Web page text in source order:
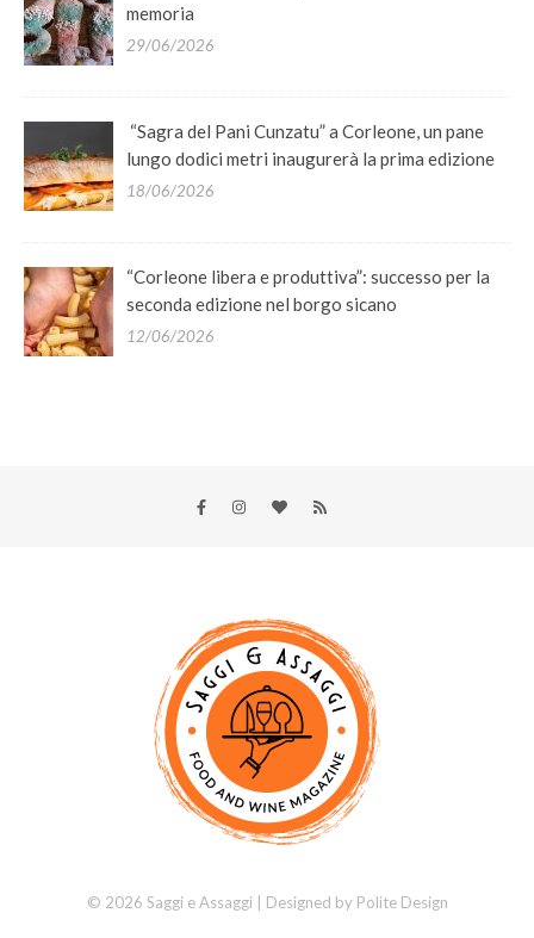
memoria
29/06/2026
“Sagra del Pani Cunzatu” a Corleone, un pane
lungo dodici metri inaugurerà la prima edizione
18/06/2026
“Corleone libera e produttiva”: successo per la
seconda edizione nel borgo sicano
12/06/2026
© 2026 Saggi e Assaggi | Designed by Polite Design